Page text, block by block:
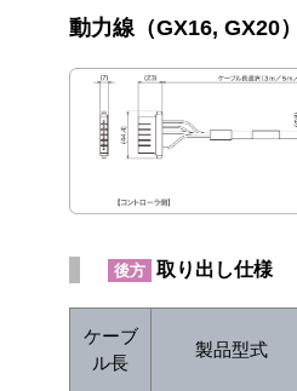
動力線（GX16, GX20）
後方 取り出し仕様
ケーブ
ル長
製品型式